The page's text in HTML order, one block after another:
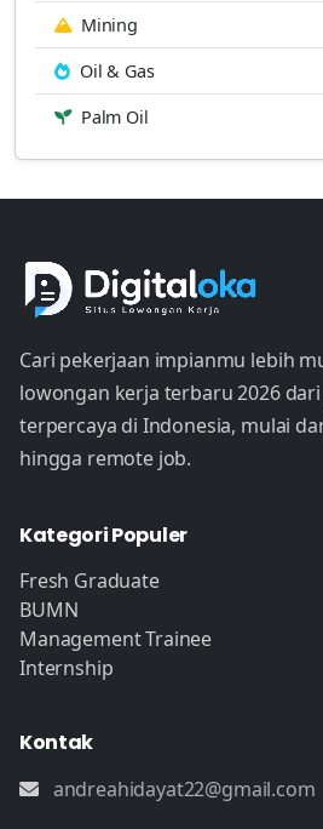
Mining
Oil & Gas
Palm Oil
Cari pekerjaan impianmu lebih
lowongan kerja terbaru 2026
terpercaya di Indonesia, mulai
hingga remote job.
Kategori Populer
Fresh Graduate
BUMN
Management Trainee
Internship
Kontak
andreahidayat22@gmail.com